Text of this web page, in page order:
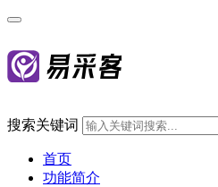
搜索关键词
首页
功能简介